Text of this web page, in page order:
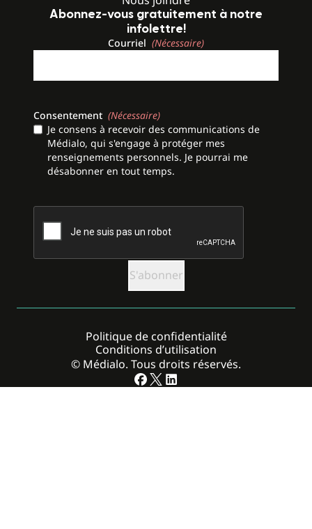
Abonnez-vous gratuitement à notre
infolettre!
Courriel (Nécessaire)
Consentement (Nécessaire)
Je consens à recevoir des communications de
Médialo, qui s'engage à protéger mes
renseignements personnels. Je pourrai me
désabonner en tout temps.
CAPTCHA
© Médialo. Tous droits réservés.
Politique de confidentialité
Conditions d’utilisation